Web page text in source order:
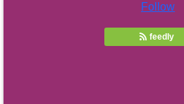
Follow
feedly